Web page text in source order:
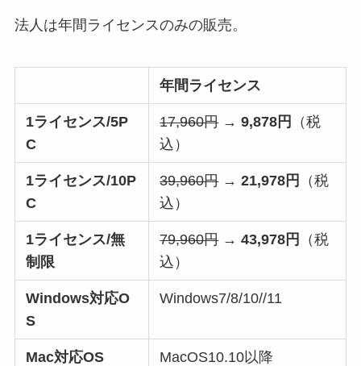
法人は年間ライセンスのみの販売。
年間ライセンス
1ライセンス/5P
C
17,960円→9,878円
（税
込）
1ライセンス/10P
C
39,960円→21,978円
（税
込）
1ライセンス/無
制限
79,960円→43,978円
（税
込）
Windows対応O
S
Windows7/8/10//11
Mac対応OS MacOS10.10以降